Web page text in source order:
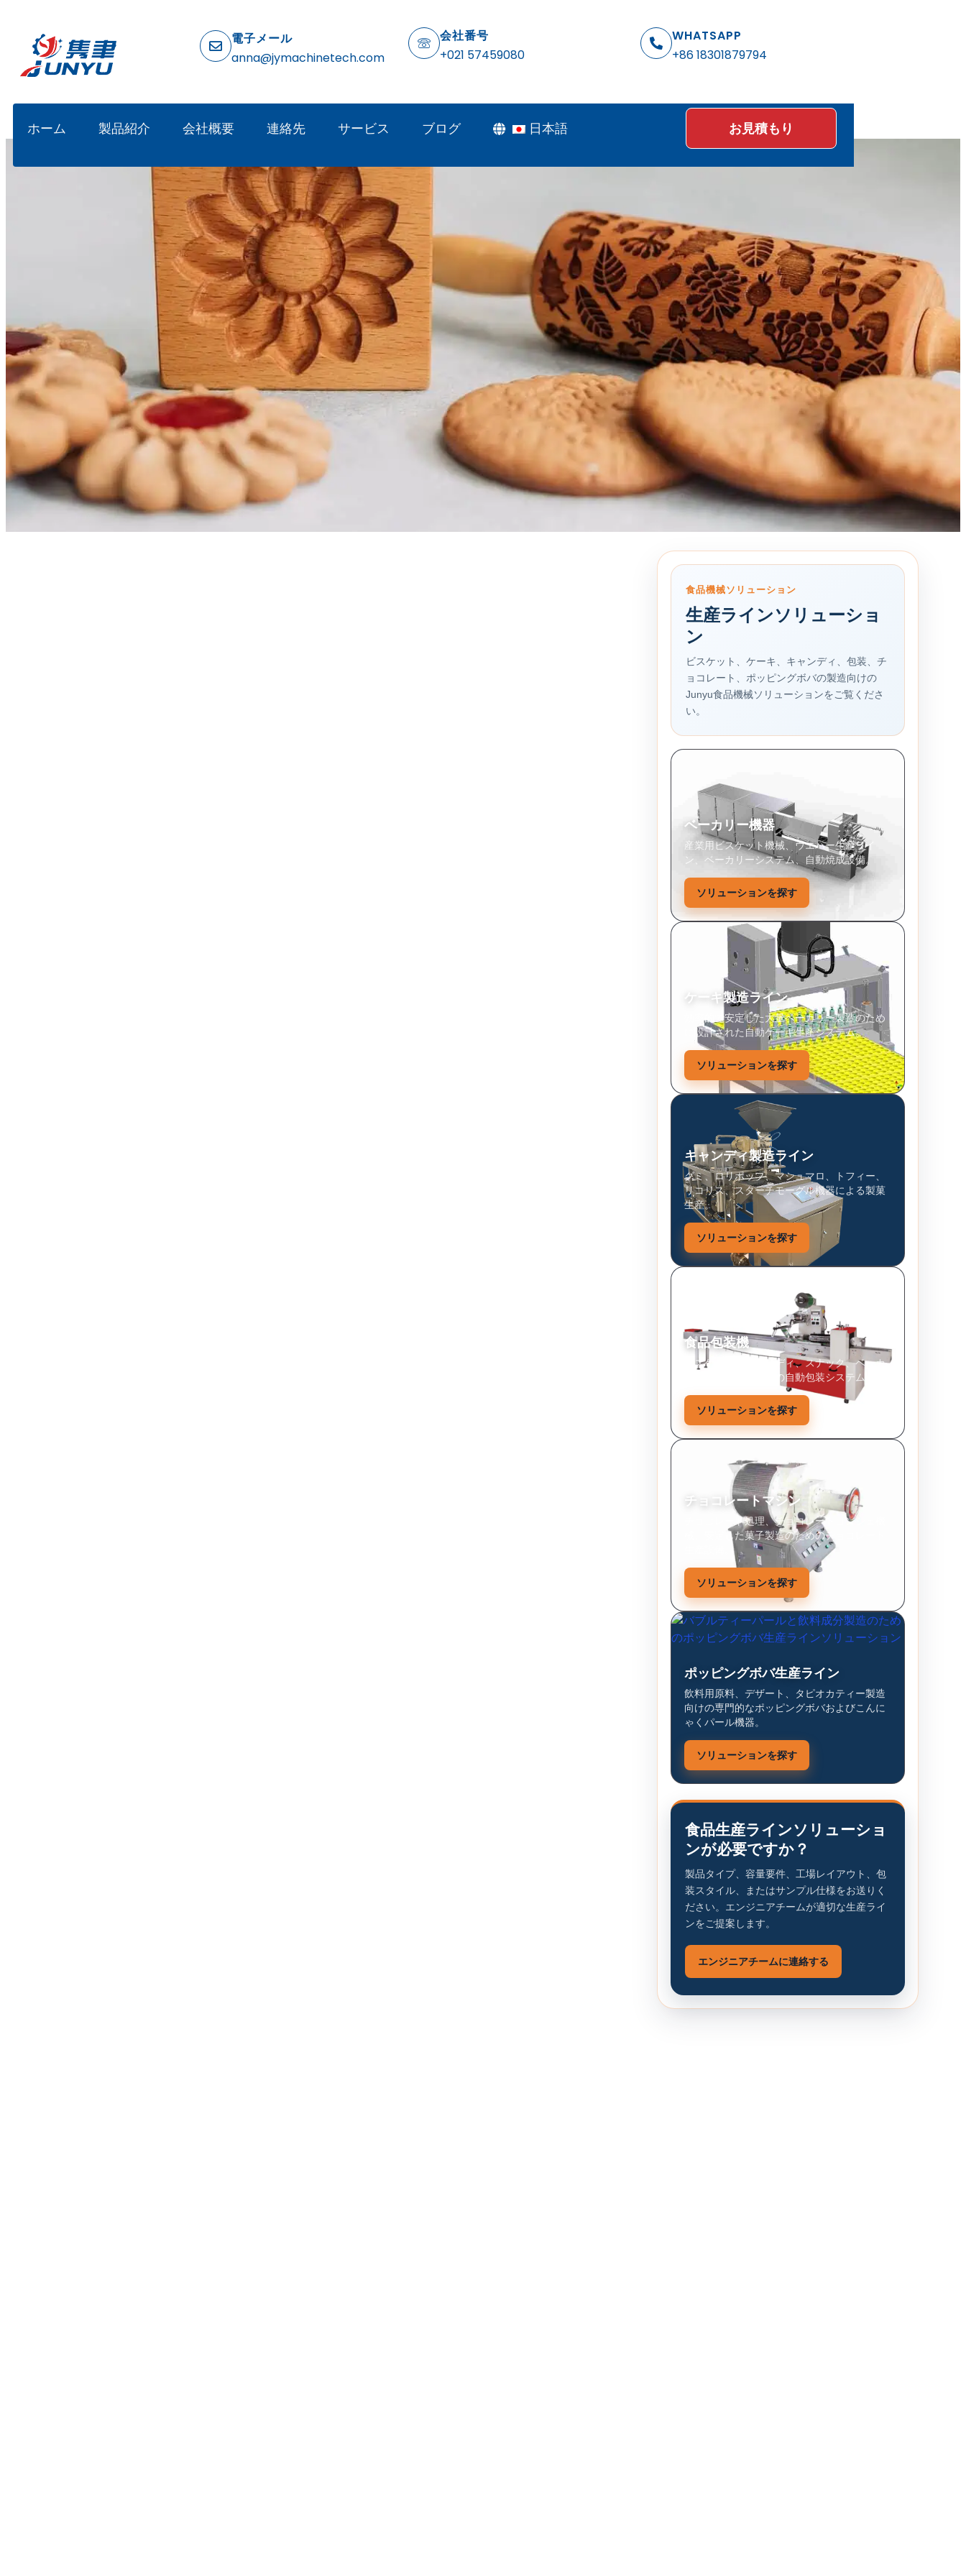
電子メール
anna@jymachinetech.com
会社番号
+021 57459080
WHATSAPP
+86 18301879794
ホーム 製品紹介 会社概要 連絡先 サービス ブログ 日本語 お見積もり
食品機械ソリューション
生産ラインソリューショ
ン
ビスケット、ケーキ、キャンディ、包装、チ
ョコレート、ポッピングボバの製造向けの
Junyu食品機械ソリューションをご覧くださ
い。
ベーカリー機器
産業用ビスケット機械、ウエハー生産ライ
ン、ベーカリーシステム、自動焼成設備。
ソリューションを探す
ケーキ製造ライン
効率的で安定した大量ベーカリー製造のため
に設計された自動ケーキ生産システム。
ソリューションを探す
キャンディ製造ライン
グミ、ロリポップ、マシュマロ、トフィー、
リコリス、スターチモーグル機器による製菓
生産。
ソリューションを探す
食品包装機
ビスケット、キャンディ、スナック、ベーカ
リー製品、固形食品の自動包装システム。
ソリューションを探す
チョコレートマシン
チョコレート処理、チョコレートコンシェ機
械、安定した菓子製造のためのチョコレート
生産設備。
ソリューションを探す
ポッピングボバ生産ライン
飲料用原料、デザート、タピオカティー製造
向けの専門的なポッピングボバおよびこんに
ゃくパール機器。
ソリューションを探す
食品生産ラインソリューショ
ンが必要ですか？
製品タイプ、容量要件、工場レイアウト、包
装スタイル、またはサンプル仕様をお送りく
ださい。エンジニアチームが適切な生産ライ
ンをご提案します。
エンジニアチームに連絡する